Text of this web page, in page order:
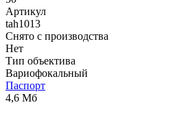
Артикул
tah1013
Снято с производства
Нет
Тип объектива
Вариофокальный
Паспорт
4,6 Мб